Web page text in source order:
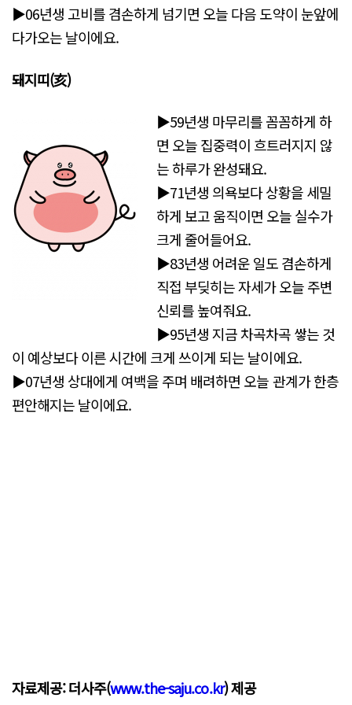
▶06년생 고비를 겸손하게 넘기면 오늘 다음 도약이 눈앞에
다가오는 날이에요.
돼지띠(亥)
▶59년생 마무리를 꼼꼼하게 하
면 오늘 집중력이 흐트러지지 않
는 하루가 완성돼요.
▶71년생 의욕보다 상황을 세밀
하게 보고 움직이면 오늘 실수가
크게 줄어들어요.
▶83년생 어려운 일도 겸손하게
직접 부딪히는 자세가 오늘 주변
신뢰를 높여줘요.
▶95년생 지금 차곡차곡 쌓는 것
이 예상보다 이른 시간에 크게 쓰이게 되는 날이에요.
▶07년생 상대에게 여백을 주며 배려하면 오늘 관계가 한층
편안해지는 날이에요.
자료제공: 더사주(www.the-saju.co.kr) 제공